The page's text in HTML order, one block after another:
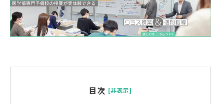
目次 [非表示]